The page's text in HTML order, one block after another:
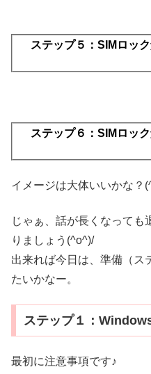
ステップ５：SIMロッ
ステップ６：SIMロッ
イメージは大体いいかな？
じゃぁ、話が長くなっても
りましょう(^o^)/
出来れば今日は、準備（ス
たいかなー。
ステップ１：
最初に注意事項です♪